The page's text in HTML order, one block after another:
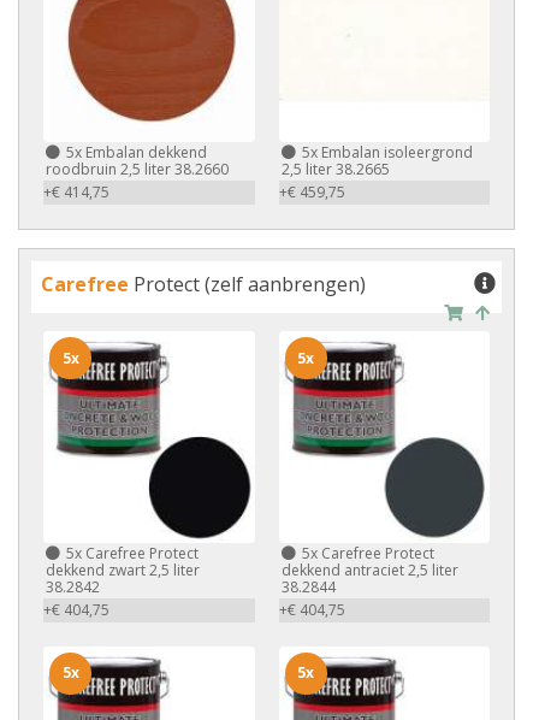
5x Embalan dekkend
roodbruin 2,5 liter 38.2660
+€ 414,75
5xEmbalan isoleergrond
2,5 liter 38.2665
+€ 459,75
Carefree Protect (zelf aanbrengen)
5x Carefree Protect
dekkend zwart 2,5 liter
38.2842
+€ 404,75
5x
5xCarefree Protect
dekkend antraciet 2,5 liter
38.2844
+€ 404,75
5x
5x 5x